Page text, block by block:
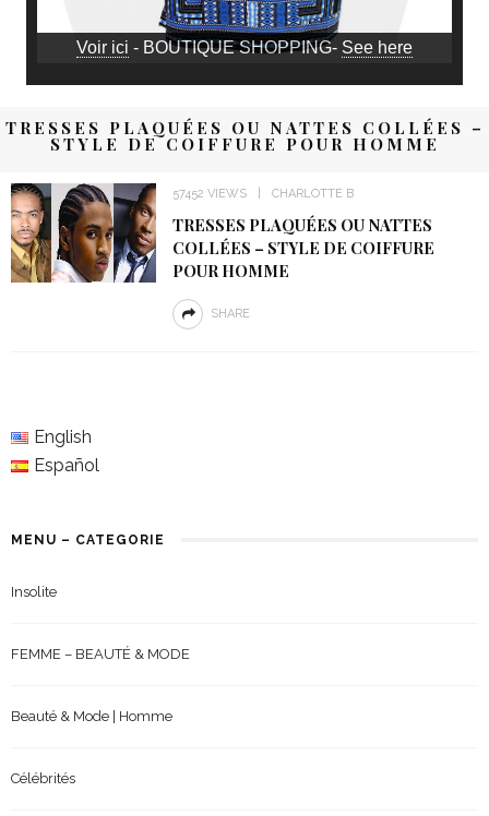
Voir ici - BOUTIQUE SHOPPING- See here
TRESSES PLAQUÉES OU NATTES COLLÉES –
STYLE DE COIFFURE POUR HOMME
57452 VIEWS CHARLOTTE B
TRESSES PLAQUÉES OU NATTES
COLLÉES – STYLE DE COIFFURE
POUR HOMME
SHARE
English
Español
MENU – CATEGORIE
Insolite
FEMME – BEAUTÉ & MODE
Beauté & Mode | Homme
Célébrités